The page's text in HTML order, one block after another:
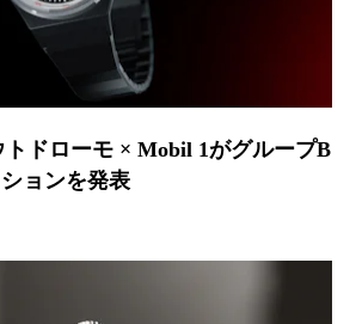
トドローモ × Mobil 1がグループB
ョンを発表